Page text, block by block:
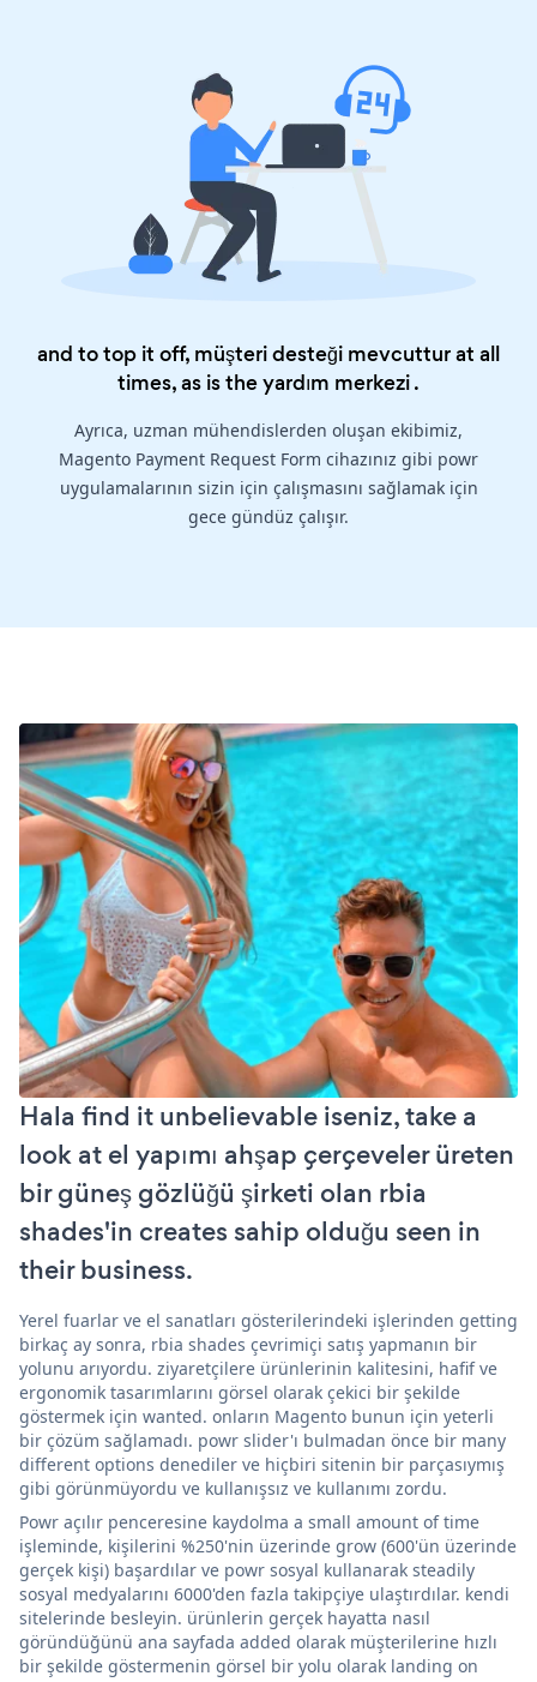
and to top it off, müşteri desteği mevcuttur at all
times, as is theyardım merkezi.
Ayrıca, uzman mühendislerden oluşan ekibimiz,
Magento Payment Request Form cihazınız gibi powr
uygulamalarının sizin için çalışmasını sağlamak için
gece gündüz çalışır.
Hala find it unbelievable iseniz, take a
look at el yapımı ahşap çerçeveler üreten
bir güneş gözlüğü şirketi olan rbia
shades'in creates sahip olduğu seen in
their business.
Yerel fuarlar ve el sanatları gösterilerindeki işlerinden getting
birkaç ay sonra, rbia shades çevrimiçi satış yapmanın bir
yolunu arıyordu. ziyaretçilere ürünlerinin kalitesini, hafif ve
ergonomik tasarımlarını görsel olarak çekici bir şekilde
göstermek için wanted. onların Magento bunun için yeterli
bir çözüm sağlamadı. powr slider'ı bulmadan önce bir many
different options denediler ve hiçbiri sitenin bir parçasıymış
gibi görünmüyordu ve kullanışsız ve kullanımı zordu.
Powr açılır penceresine kaydolma a small amount of time
işleminde, kişilerini %250'nin üzerinde grow (600'ün üzerinde
gerçek kişi) başardılar ve powr sosyal kullanarak steadily
sosyal medyalarını 6000'den fazla takipçiye ulaştırdılar. kendi
sitelerinde besleyin. ürünlerin gerçek hayatta nasıl
göründüğünü ana sayfada added olarak müşterilerine hızlı
bir şekilde göstermenin görsel bir yolu olarak landing on